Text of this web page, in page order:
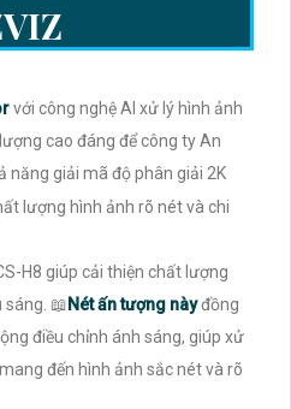
với công nghệ AI xử lý hình ảnh
cao đáng để công ty An
năng giải mã độ phân giải 2K
lượng hình ảnh rõ nét và chi
H8 giúp cải thiện chất lượng
sáng. 📖 Nét ấn tượng nàyđồng
điều chỉnh ánh sáng, giúp xử
đến hình ảnh sắc nét và rõ